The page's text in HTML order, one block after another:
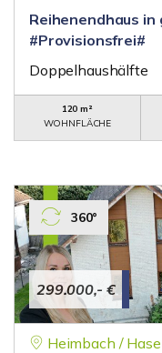
Reihenendhaus in
#Provisionsfrei#
Doppelhaushälfte
120 m²
WOHNFLÄCHE
299.000,- €
360°
Heimbach /